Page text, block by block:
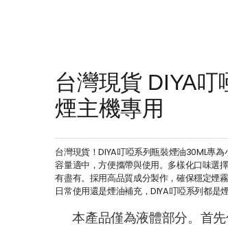
台灣現貨 DIYA
煙主機專用
台灣現貨！DIYA叮啞系列瓶裝煙油30ML專
容量適中，方便攜帶與使用。多樣化口味選
有盡有。採用高品質成分製作，確保穩定煙
日常使用還是煙油補充，DIYA叮啞系列都
本產品僅為液體部分。首先